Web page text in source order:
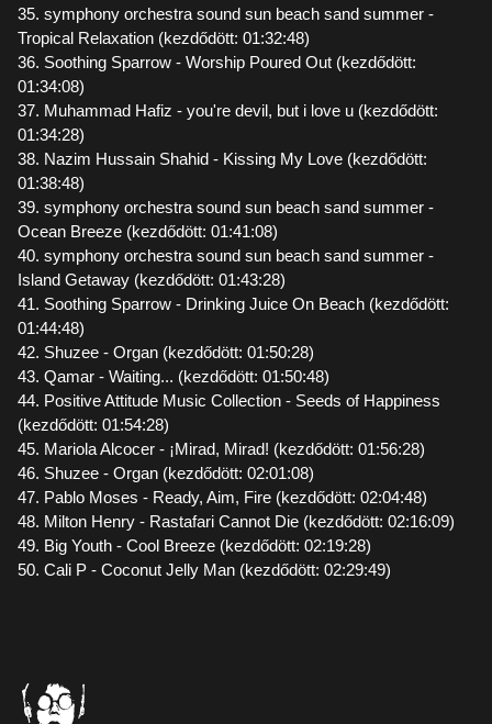
35. symphony orchestra sound sun beach sand summer -
Tropical Relaxation (kezdődött: 01:32:48)
36. Soothing Sparrow - Worship Poured Out (kezdődött:
01:34:08)
37. Muhammad Hafiz - you're devil, but i love u (kezdődött:
01:34:28)
38. Nazim Hussain Shahid - Kissing My Love (kezdődött:
01:38:48)
39. symphony orchestra sound sun beach sand summer -
Ocean Breeze (kezdődött: 01:41:08)
40. symphony orchestra sound sun beach sand summer -
Island Getaway (kezdődött: 01:43:28)
41. Soothing Sparrow - Drinking Juice On Beach (kezdődött:
01:44:48)
42. Shuzee - Organ (kezdődött: 01:50:28)
43. Qamar - Waiting... (kezdődött: 01:50:48)
44. Positive Attitude Music Collection - Seeds of Happiness
(kezdődött: 01:54:28)
45. Mariola Alcocer - ¡Mirad, Mirad! (kezdődött: 01:56:28)
46. Shuzee - Organ (kezdődött: 02:01:08)
47. Pablo Moses - Ready, Aim, Fire (kezdődött: 02:04:48)
48. Milton Henry - Rastafari Cannot Die (kezdődött: 02:16:09)
49. Big Youth - Cool Breeze (kezdődött: 02:19:28)
50. Cali P - Coconut Jelly Man (kezdődött: 02:29:49)